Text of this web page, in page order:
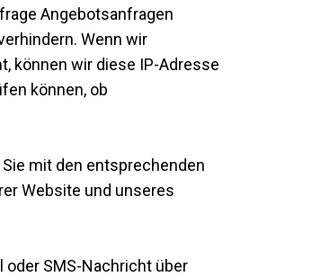
Angebotsanfragen
Wenn wir
können wir diese IP-Adresse
können, ob
mit den entsprechenden
Website und unseres
SMS-Nachricht über